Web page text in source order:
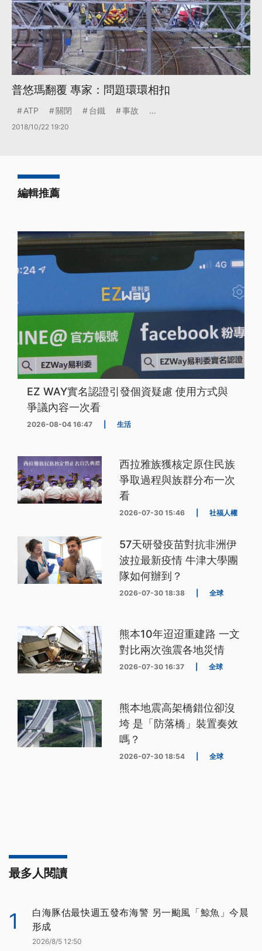
普悠瑪翻覆 專家：問題環環相扣
ATP 關閉 台鐵 事故 ...
2018/10/22 19:20
編輯推薦
EZ WAY實名認證引發個資疑慮 使用方式與
爭議內容一次看
2026-08-04 16:47 生活
西拉雅族獲核定原住民族
爭取過程與族群分布一次
看
2026-07-30 15:46 社福人權
57天研發疫苗對抗非洲伊
波拉最新疫情 牛津大學團
隊如何辦到？
2026-07-30 18:38 全球
熊本10年迢迢重建路 一文
對比兩次強震各地災情
2026-07-30 16:37 全球
熊本地震高架橋錯位卻沒
垮 是「防落橋」裝置奏效
嗎？
2026-07-30 18:54 全球
最多人閱讀
1
白海豚估最快週五發布海警 另一颱風「鯨魚」今晨
形成
2026/8/5 12:50